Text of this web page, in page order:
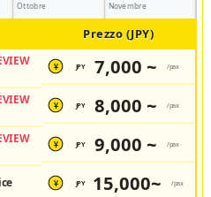
Ottobre Novembre
Prezzo (JPY)
¥ JPY 7,000 ~ /pax
¥ JPY 8,000 ~ /pax
¥ JPY 9,000 ~ /pax
¥ JPY 15,000~ /pax